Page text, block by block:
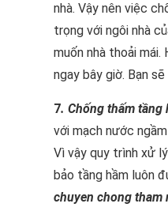
nhà. Vậy nên việc
trọng với ngôi nhà
muốn nhà thoải
ngay bây giờ. Bạn
7. Chống thấm tầng
với mạch nước
Vì vậy quy trình xử
bảo tầng hầm luôn
chuyen chong tham